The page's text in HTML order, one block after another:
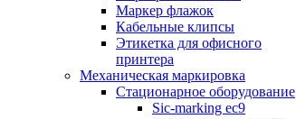
Маркер флажок
Кабельные клипсы
Этикетка для офисного
принтера
Механическая маркировка
Стационарное оборудование
Sic-marking ec9